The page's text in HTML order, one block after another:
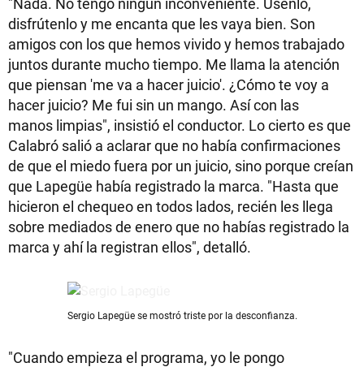
disfrútenlo y me encanta que les vaya bien. Son
amigos con los que hemos vivido y hemos trabajado
juntos durante mucho tiempo. Me llama la atención
que piensan 'me va a hacer juicio'. ¿Cómo te voy a
hacer juicio? Me fui sin un mango. Así con las
manos limpias", insistió el conductor. Lo cierto es que
Calabró salió a aclarar que no había confirmaciones
de que el miedo fuera por un juicio, sino porque creían
que Lapegüe había registrado la marca. "Hasta que
hicieron el chequeo en todos lados, recién les llega
sobre mediados de enero que no habías registrado la
marca y ahí la registran ellos", detalló.
Sergio Lapegüe se mostró triste por la desconfianza.
"Cuando empieza el programa, yo le pongo